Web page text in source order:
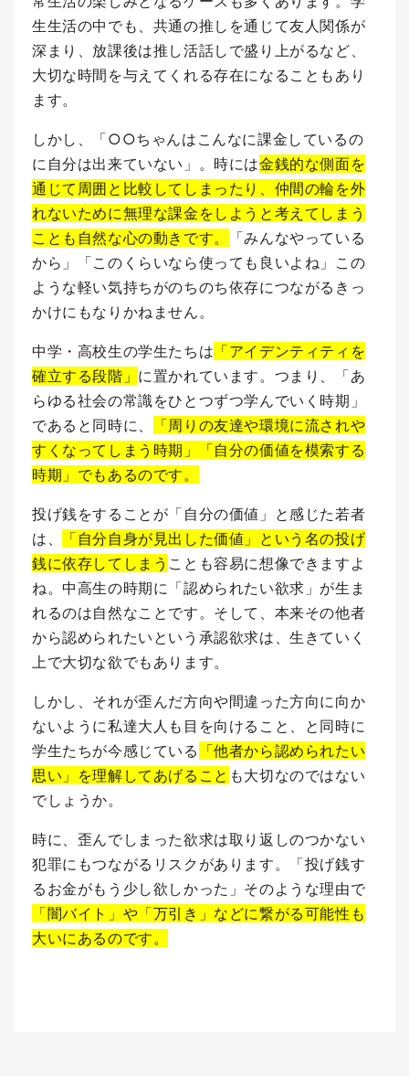
生生活の中でも、共通の推しを通じて友人関係が
深まり、放課後は推し活話しで盛り上がるなど、
大切な時間を与えてくれる存在になることもあり
ます。
しかし、「○○ちゃんはこんなに課金しているの
に自分は出来ていない」。 時には金銭的な側面を
通じて周囲と比較してしまったり、仲間の輪を外
れないために無理な課金をしようと考えてしまう
ことも自然な心の動きです。
「みんなやっている
から」「このくらいなら使っても良いよね」この
ような軽い気持ちがのちのち依存につながるきっ
かけにもなりかねません。
中学・高校生の学生たちは 「アイデンティティを
確立する段階」 に置かれています。 つまり、「あ
らゆる社会の常識をひとつずつ学んでいく時期」
であると同時に、
「周りの友達や環境に流されや
すくなってしまう時期」「自分の価値を模索する
時期」でもあるのです。
投げ銭をすることが「自分の価値」と感じた若者
は、
「自分自身が見出した価値」という名の投げ
銭に依存してしまう ことも容易に想像できますよ
ね。中高生の時期に「認められたい欲求」が生ま
れるのは自然なことです。そして、本来その他者
から認められたいという承認欲求は、生きていく
上で大切な欲でもあります。
しかし、それが歪んだ方向や間違った方向に向か
ないように私達大人も目を向けること、と同時に
学生たちが今感じている 「他者から認められたい
思い」を理解してあげること も大切なのではない
でしょうか。
時に、歪んでしまった欲求は取り返しのつかない
犯罪にもつながるリスクがあります。
「投げ銭す
るお金がもう少し欲しかった」そのような理由で
「闇バイト」や「万引き」などに繋がる可能性も
大いにあるのです。